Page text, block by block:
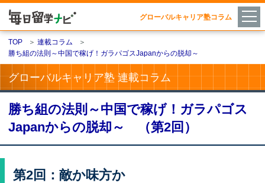
グローバルキャリア塾コラム
TOP ＞ 連載コラム
＞
勝ち組の法則～中国で稼げ！ガラパゴスJapanからの脱却～
グローバルキャリア塾 連載コラム
勝ち組の法則～中国で稼げ！ガラパゴス
Japanからの脱却～ （第2回）
第2回：敵か味方か